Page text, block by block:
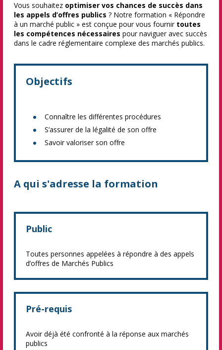
Vous souhaitez optimiser vos chances de succès dans
les appels d’offres publics ? Notre formation « Répondre
à un marché public » est conçue pour vous fournir toutes
les compétences nécessaires pour naviguer avec succès
dans le cadre réglementaire complexe des marchés publics.
Objectifs
Connaître les différentes procédures
S’assurer de la légalité de son offre
Savoir valoriser son offre
A qui s'adresse la formation
Public
Toutes personnes appelées à répondre à des appels
d’offres de Marchés Publics
Pré-requis
Avoir déjà été confronté à la réponse aux marchés
publics